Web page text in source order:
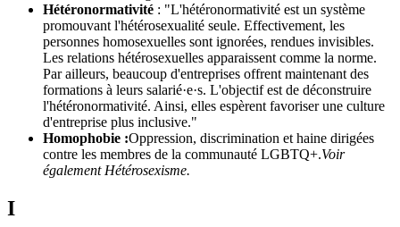
Hétéronormativité : "L'hétéronormativité est un système
promouvant l'hétérosexualité seule. Effectivement, les
personnes homosexuelles sont ignorées, rendues invisibles.
Les relations hétérosexuelles apparaissent comme la norme.
Par ailleurs, beaucoup d'entreprises offrent maintenant des
formations à leurs salarié·e·s. L'objectif est de déconstruire
l'hétéronormativité. Ainsi, elles espèrent favoriser une culture
d'entreprise plus inclusive."
Homophobie :Oppression, discrimination et haine dirigées
contre les membres de la communauté LGBTQ+.Voir
également Hétérosexisme.
I